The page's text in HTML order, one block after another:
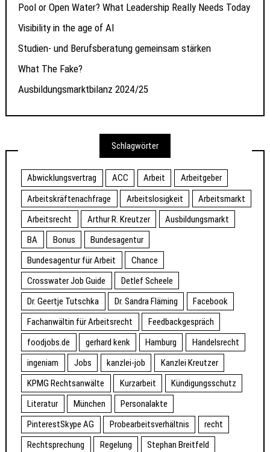
Pool or Open Water? What Leadership Really Needs Today
Visibility in the age of AI
Studien- und Berufsberatung gemeinsam stärken
What The Fake?
Ausbildungsmarktbilanz 2024/25
Schlagwörter
Abwicklungsvertrag ACC Arbeit
Arbeitgeber
Arbeitskräftenachfrage
Arbeitslosigkeit
Arbeitsmarkt
Arbeitsrecht
Arthur R. Kreutzer
Ausbildungsmarkt
BA
Bonus
Bundesagentur
Bundesagentur für Arbeit
Chance
Crosswater Job Guide
Detlef Scheele
Dr. Geertje Tutschka
Dr. Sandra Fläming
Facebook
Fachanwältin für Arbeitsrecht
Feedbackgespräch
foodjobs.de
gerhard kenk Hamburg
Handelsrecht
ingeniam
Jobs kanzlei-job
Kanzlei Kreutzer
KPMG Rechtsanwälte
Kurzarbeit
Kündigungsschutz
Literatur
München
Personalakte
PinterestSkype AG
Probearbeitsverhältnis
recht
Rechtsprechung
Regelung
Stephan Breitfeld